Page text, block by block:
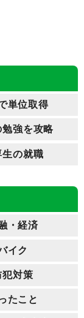
単位取得
勉強を攻略
生の就職
・経済
イク
犯対策
たこと